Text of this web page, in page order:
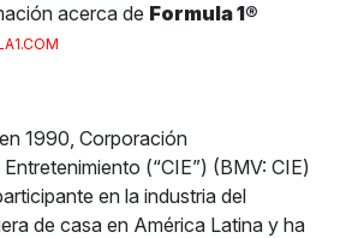
acerca de Formula 1®
1990, Corporación
(“CIE”) (BMV: CIE)
en la industria del
de casa en América Latina y ha